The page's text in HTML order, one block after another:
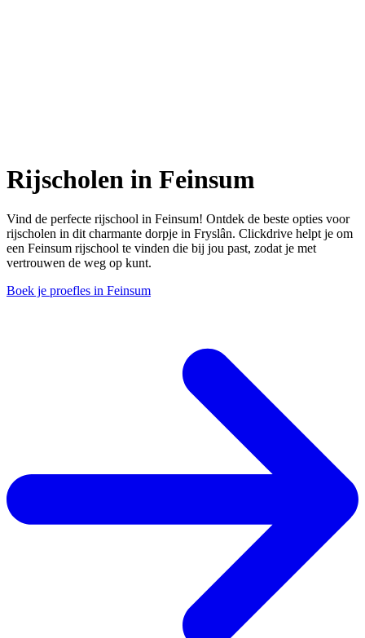
Rijscholen in Feinsum
Vind de perfecte rijschool in Feinsum! Ontdek de beste opties voor
rijscholen in dit charmante dorpje in Fryslân. Clickdrive helpt je om
een Feinsum rijschool te vinden die bij jou past, zodat je met
vertrouwen de weg op kunt.
Boek je proefles in Feinsum